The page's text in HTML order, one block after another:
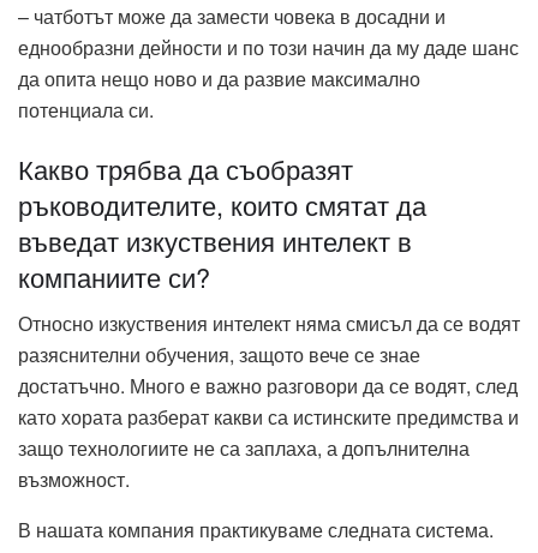
– чатботът може да замести човека в досадни и
еднообразни дейности и по този начин да му даде шанс
да опита нещо ново и да развие максимално
потенциала си.
Какво трябва да съобразят
ръководителите, които смятат да
въведат изкуствения интелект в
компаниите си?
Относно изкуствения интелект няма смисъл да се водят
разяснителни обучения, защото вече се знае
достатъчно. Много е важно разговори да се водят, след
като хората разберат какви са истинските предимства и
защо технологиите не са заплаха, а допълнителна
възможност.
В нашата компания практикуваме следната система.